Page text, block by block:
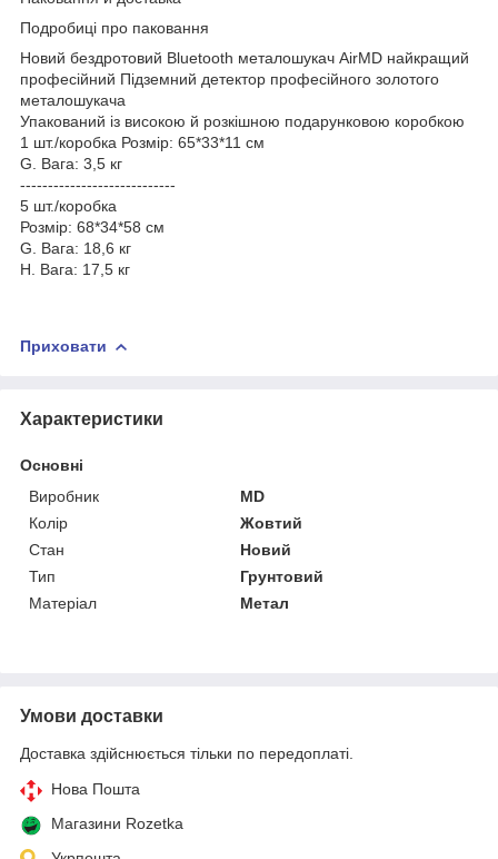
Подробиці про паковання
Новий бездротовий Bluetooth металошукач AirMD найкращий
професійний Підземний детектор професійного золотого
металошукача
Упакований із високою й розкішною подарунковою коробкою
1 шт./коробка Розмір: 65*33*11 см
G. Вага: 3,5 кг
----------------------------
5 шт./коробка
Розмір: 68*34*58 см
G. Вага: 18,6 кг
Н. Вага: 17,5 кг
Приховати
Характеристики
Основні
Виробник
MD
Колір
Жовтий
Стан
Новий
Тип
Грунтовий
Матеріал
Метал
Умови доставки
Доставка здійснюється тільки по передоплаті.
Нова Пошта
Магазини Rozetka